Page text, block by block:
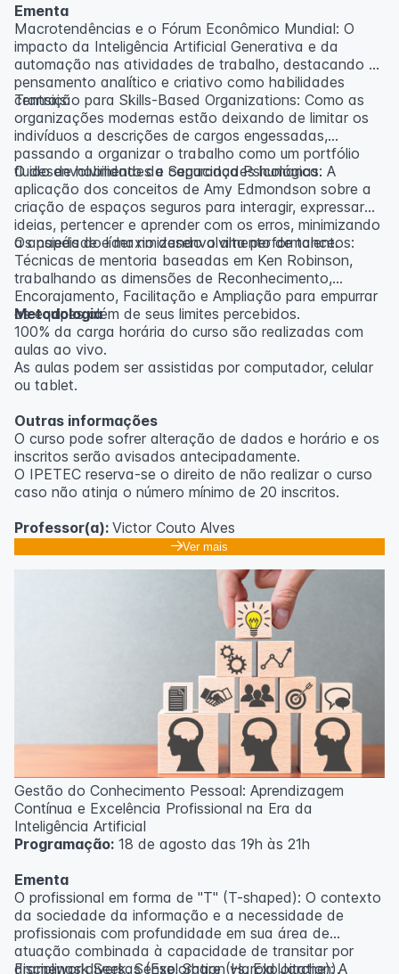
Ementa
Macrotendências e o Fórum Econômico Mundial: O
impacto da Inteligência Artificial Generativa e da
automação nas atividades de trabalho, destacando o
pensamento analítico e criativo como habilidades
centrais.
Transição para Skills-Based Organizations: Como as
organizações modernas estão deixando de limitar os
indivíduos a descrições de cargos engessadas,
passando a organizar o trabalho como um portfólio
fluido de habilidades e capacidades humanas.
O desenvolvimento da Segurança Psicológica: A
aplicação dos conceitos de Amy Edmondson sobre a
criação de espaços seguros para interagir, expressar
ideias, pertencer e aprender com os erros, minimizando
a ansiedade e maximizando a alta performance.
Os papéis do líder no desenvolvimento de talentos:
Técnicas de mentoria baseadas em Ken Robinson,
trabalhando as dimensões de Reconhecimento,
Encorajamento, Facilitação e Ampliação para empurrar
as equipes além de seus limites percebidos.
Metodologia
100% da carga horária do curso são realizadas com
aulas ao vivo.
As aulas podem ser assistidas por computador, celular
ou tablet.
Outras informações
O curso pode sofrer alteração de dados e horário e os
inscritos serão avisados ​​antecipadamente.
O IPETEC reserva-se o direito de não realizar o curso
caso não atinja o número mínimo de 20 inscritos.
Professor(a): Victor Couto Alves
Ver mais
Gestão do Conhecimento Pessoal: Aprendizagem
Contínua e Excelência Profissional na Era da
Inteligência Artificial
Programação: 18 de agosto das 19h às 21h
Ementa
O profissional em forma de "T" (T-shaped): O contexto
da sociedade da informação e a necessidade de
profissionais com profundidade em sua área de
atuação combinada à capacidade de transitar por
disciplinas diversas (Exploration vs. Exploitation).
Framework Seek, Sense, Share (Harold Jarche): A